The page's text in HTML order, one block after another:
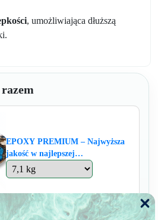
, umożliwiająca dłuższą
EPOXY PREMIUM – Najwyższa
jakość w najlepszej
cenie! Doskonałe odlewy do 7,5 cm